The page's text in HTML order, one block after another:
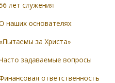
лет служения
наших основателях
«Пытаемы за Христа»
задаваемые вопросы
ответственность